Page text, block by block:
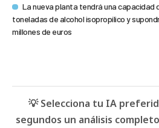
La nueva planta tendrá una capacidad
toneladas de alcohol isopropílico y
millones de euros
💡 Selecciona tu IA
segundos un análisis